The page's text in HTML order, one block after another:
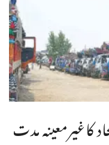
کاغیرمعینہ مدت